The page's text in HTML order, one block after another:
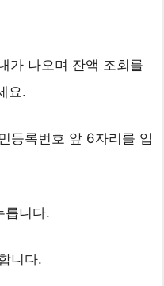
가 나오며 잔액 조회를
요.
등록번호 앞 6자리를 입
릅니다.
니다.